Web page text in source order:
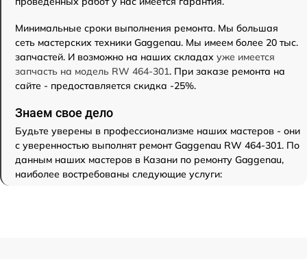
Минимальные сроки выполнения ремонта. Мы большая
сеть мастерских техники Gaggenau. Мы имеем более 20 тыс.
запчастей. И возможно на наших складах уже имеется
запчасть на модель RW 464-301. При заказе ремонта на
сайте - предоставляется скидка -25%.
Знаем свое дело
Будьте уверены в профессионализме наших мастеров - они
с уверенностью выполнят ремонт Gaggenau RW 464-301. По
данным наших мастеров в Казани по ремонту Gaggenau,
наиболее востребованы следующие услуги: